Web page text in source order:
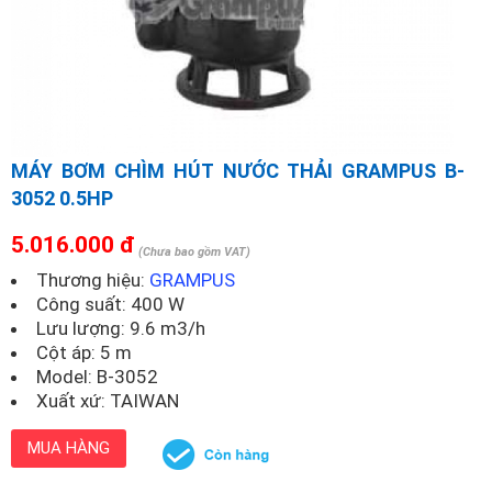
MÁY BƠM CHÌM HÚT NƯỚC THẢI GRAMPUS B-
3052 0.5HP
5.016.000 đ (Chưa bao gồm VAT)
Thương hiệu: GRAMPUS
Công suất: 400 W
Lưu lượng: 9.6 m3/h
Cột áp: 5 m
Model: B-3052
Xuất xứ: TAIWAN
MUA HÀNG